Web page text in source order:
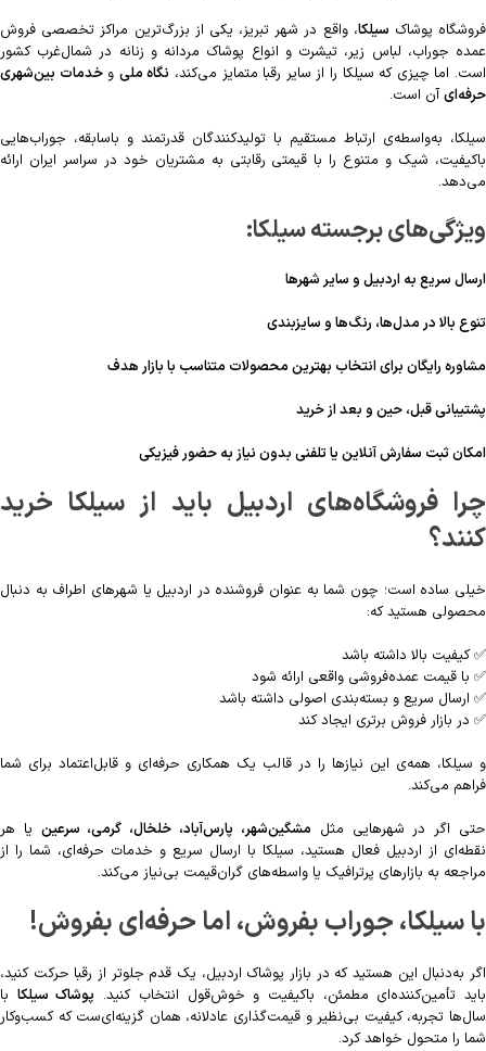
فروشگاه پوشاک سیلکا، واقع در شهر تبریز، یکی از بزرگ‌ترین مراکز تخصصی فروش
عمده جوراب، لباس زیر، تیشرت و انواع پوشاک مردانه و زنانه در شمال‌غرب کشور
است. اما چیزی که سیلکا را از سایر رقبا متمایز می‌کند، نگاه ملی وخدمات بین‌شهری
حرفه‌ای آن است.
سیلکا، به‌واسطه‌ی ارتباط مستقیم با تولیدکنندگان قدرتمند و باسابقه، جوراب‌هایی
باکیفیت، شیک و متنوع را با قیمتی رقابتی به مشتریان خود در سراسر ایران ارائه
می‌دهد.
ویژگی‌های برجسته سیلکا:
ارسال سریع به اردبیل و سایر شهرها
تنوع بالا در مدل‌ها، رنگ‌ها و سایزبندی
مشاوره رایگان برای انتخاب بهترین محصولات متناسب با بازار هدف
پشتیبانی قبل، حین و بعد از خرید
امکان ثبت سفارش آنلاین یا تلفنی بدون نیاز به حضور فیزیکی
چرا فروشگاه‌های اردبیل باید از سیلکا خرید
کنند؟
خیلی ساده است؛ چون شما به عنوان فروشنده در اردبیل یا شهرهای اطراف به دنبال
محصولی هستید که:
✅ کیفیت بالا داشته باشد
✅ با قیمت عمده‌فروشی واقعی ارائه شود
✅ ارسال سریع و بسته‌بندی اصولی داشته باشد
✅ در بازار فروش برتری ایجاد کند
و سیلکا، همه‌ی این نیازها را در قالب یک همکاری حرفه‌ای و قابل‌اعتماد برای شما
فراهم می‌کند.
حتی اگر در شهرهایی مثل مشگین‌شهر، پارس‌آباد، خلخال، گرمی، سرعین یا هر
نقطه‌ای از اردبیل فعال هستید، سیلکا با ارسال سریع و خدمات حرفه‌ای، شما را از
مراجعه به بازارهای پرترافیک یا واسطه‌های گران‌قیمت بی‌نیاز می‌کند.
با سیلکا، جوراب بفروش، اما حرفه‌ای بفروش!
اگر به‌دنبال این هستید که در بازار پوشاک اردبیل، یک قدم جلوتر از رقبا حرکت کنید،
باید تأمین‌کننده‌ای مطمئن، باکیفیت و خوش‌قول انتخاب کنید. پوشاک سیلکا با
سال‌ها تجربه، کیفیت بی‌نظیر و قیمت‌گذاری عادلانه، همان گزینه‌ای‌ست که کسب‌وکار
شما را متحول خواهد کرد.